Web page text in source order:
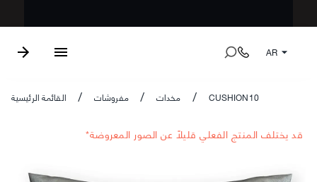
AR
القائمة الرئيسية / مفروشات / مخدات / CUSHION10
*قد يختلف المنتج الفعلي قليلاً عن الصور المعروضة